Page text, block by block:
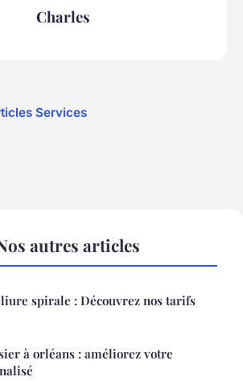
Charles
Services
autres articles
spirale : Découvrez nos tarifs
à orléans : améliorez votre